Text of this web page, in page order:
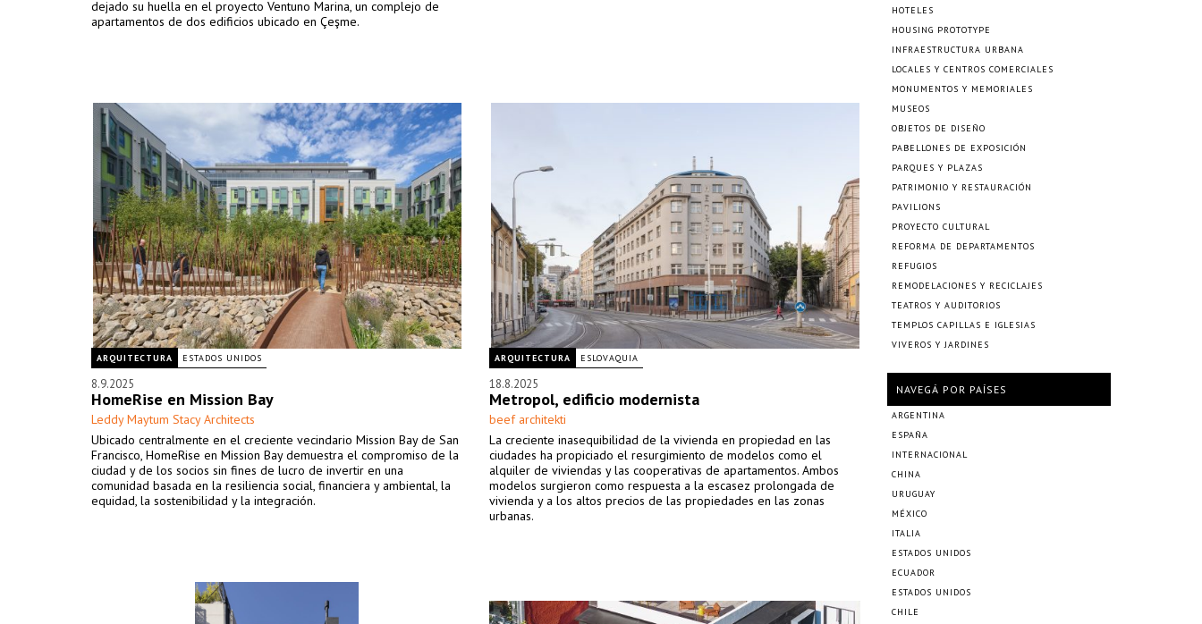
dejado su huella en el proyecto Ventuno Marina, un complejo de
apartamentos de dos edificios ubicado en Çeşme.
ARQUITECTURA ESTADOS UNIDOS
8.9.2025
HomeRise en Mission Bay
Leddy Maytum Stacy Architects
Ubicado centralmente en el creciente vecindario Mission Bay de San
Francisco, HomeRise en Mission Bay demuestra el compromiso de la
ciudad y de los socios sin fines de lucro de invertir en una
comunidad basada en la resiliencia social, financiera y ambiental, la
equidad, la sostenibilidad y la integración.
ARQUITECTURA ESLOVAQUIA
18.8.2025
Metropol, edificio modernista
beef architekti
La creciente inasequibilidad de la vivienda en propiedad en las
ciudades ha propiciado el resurgimiento de modelos como el
alquiler de viviendas y las cooperativas de apartamentos. Ambos
modelos surgieron como respuesta a la escasez prolongada de
vivienda y a los altos precios de las propiedades en las zonas
urbanas.
HOTELES
HOUSING PROTOTYPE
INFRAESTRUCTURA URBANA
LOCALES Y CENTROS COMERCIALES
MONUMENTOS Y MEMORIALES
MUSEOS
OBJETOS DE DISEÑO
PABELLONES DE EXPOSICIÓN
PARQUES Y PLAZAS
PATRIMONIO Y RESTAURACIÓN
PAVILIONS
PROYECTO CULTURAL
REFORMA DE DEPARTAMENTOS
REFUGIOS
REMODELACIONES Y RECICLAJES
TEATROS Y AUDITORIOS
TEMPLOS CAPILLAS E IGLESIAS
VIVEROS Y JARDINES
NAVEGÁ POR PAÍSES
ARGENTINA
ESPAÑA
INTERNACIONAL
CHINA
URUGUAY
MÉXICO
ITALIA
ESTADOS UNIDOS
ECUADOR
ESTADOS UNIDOS
CHILE